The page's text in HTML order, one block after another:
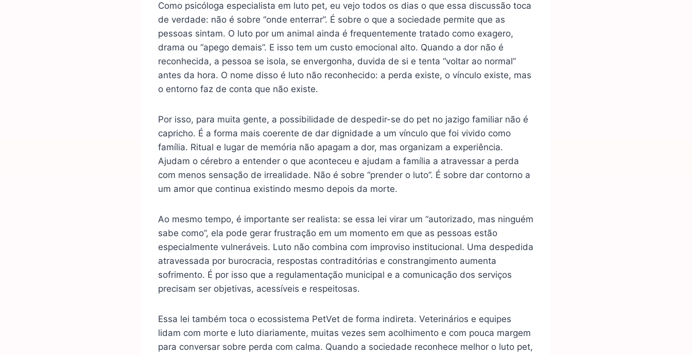
Como psicóloga especialista em luto pet, eu vejo todos os dias o que essa discussão toca
de verdade: não é sobre “onde enterrar”. É sobre o que a sociedade permite que as
pessoas sintam. O luto por um animal ainda é frequentemente tratado como exagero,
drama ou “apego demais”. E isso tem um custo emocional alto. Quando a dor não é
reconhecida, a pessoa se isola, se envergonha, duvida de si e tenta “voltar ao normal”
antes da hora. O nome disso é luto não reconhecido: a perda existe, o vínculo existe, mas
o entorno faz de conta que não existe.
Por isso, para muita gente, a possibilidade de despedir-se do pet no jazigo familiar não é
capricho. É a forma mais coerente de dar dignidade a um vínculo que foi vivido como
família. Ritual e lugar de memória não apagam a dor, mas organizam a experiência.
Ajudam o cérebro a entender o que aconteceu e ajudam a família a atravessar a perda
com menos sensação de irrealidade. Não é sobre “prender o luto”. É sobre dar contorno a
um amor que continua existindo mesmo depois da morte.
Ao mesmo tempo, é importante ser realista: se essa lei virar um “autorizado, mas ninguém
sabe como”, ela pode gerar frustração em um momento em que as pessoas estão
especialmente vulneráveis. Luto não combina com improviso institucional. Uma despedida
atravessada por burocracia, respostas contraditórias e constrangimento aumenta
sofrimento. É por isso que a regulamentação municipal e a comunicação dos serviços
precisam ser objetivas, acessíveis e respeitosas.
Essa lei também toca o ecossistema PetVet de forma indireta. Veterinários e equipes
lidam com morte e luto diariamente, muitas vezes sem acolhimento e com pouca margem
para conversar sobre perda com calma. Quando a sociedade reconhece melhor o luto pet,